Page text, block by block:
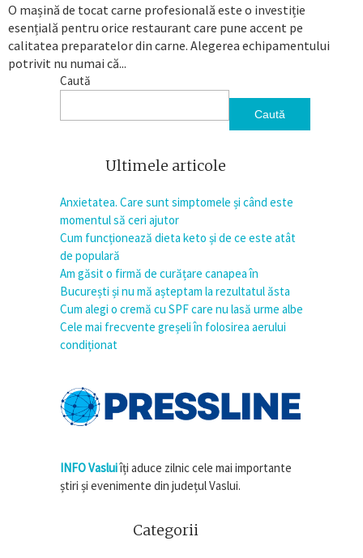
O mașină de tocat carne profesională este o investiție
esențială pentru orice restaurant care pune accent pe
calitatea preparatelor din carne. Alegerea echipamentului
potrivit nu numai că...
Caută
Caută
Ultimele articole
Anxietatea. Care sunt simptomele și când este
momentul să ceri ajutor
Cum funcționează dieta keto și de ce este atât
de populară
Am găsit o firmă de curățare canapea în
București și nu mă așteptam la rezultatul ăsta
Cum alegi o cremă cu SPF care nu lasă urme albe
Cele mai frecvente greșeli în folosirea aerului
condiționat
INFO Vasluiîți aduce zilnic cele mai importante
știri și evenimente din județul Vaslui.
Categorii